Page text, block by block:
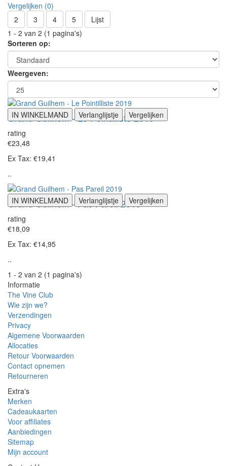
Vergelijken (0)
2
3 4 5
Lijst
1 - 2 van 2 (1 pagina's)
Sorteren op:
Weergeven:
IN WINKELMAND Verlanglijstje Vergelijken
Grand Guilhem - Le Pointilliste 2019
rating
€23,48
Ex Tax: €19,41
..
IN WINKELMAND Verlanglijstje Vergelijken
Grand Guilhem - Pas Pareil 2019
rating
€18,09
Ex Tax: €14,95
..
1 - 2 van 2 (1 pagina's)
Informatie
The Vine Club
Wie zijn we?
Verzendingen
Privacy
Algemene Voorwaarden
Allocaties
Retour Voorwaarden
Contact opnemen
Retourneren
Extra's
Merken
Cadeaukaarten
Voor affiliates
Aanbiedingen
Sitemap
Mijn account